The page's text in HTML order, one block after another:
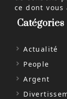
ce dont vous
Catégories
Actualité
People
Argent